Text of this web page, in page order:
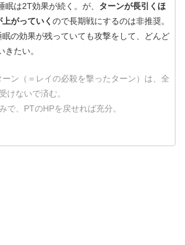
眠は2T効果が続く。が、 ターンが長引くほ
がっていく ので長期戦にするのは非推奨。
眠の効果が残っていても攻撃をして、どんど
きたい。
ン（＝レイの必殺を撃ったターン）は、全
けないで済む。
で、PTのHPを戻せれば充分。